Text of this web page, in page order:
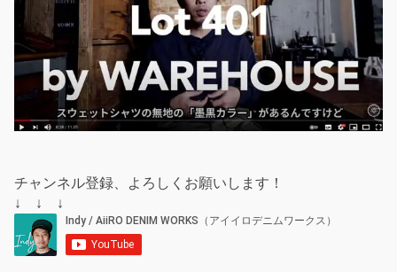
チャンネル登録、よろしくお願いします！
↓ ↓ ↓